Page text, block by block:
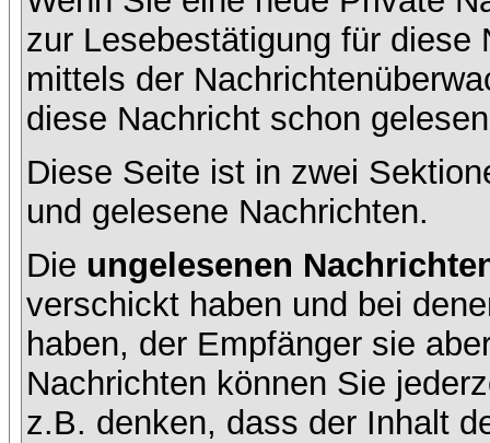
zur Lesebestätigung für diese
mittels der
diese Nachricht schon
Diese Seite ist in zwei
und gelesene Nachrichten.
Die ungelesenen
verschickt haben und bei
haben, der Empfänger sie
Nachrichten können Sie
z.B. denken, dass der Inhalt